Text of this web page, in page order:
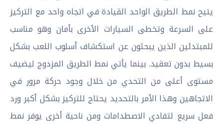
يتيح نمط الطريق الواحد القيادة في اتجاه واحد مع التركيز
على السرعة وتخطى السيارات الأخرى بأمان وهو مناسب
للمبتدئين الذين يبحثون عن استكشاف أسلوب اللعب بشكل
بسيط بدون تعقيد. بينما يأتي نمط الطريق المزدوج ليضيف
مستوى أعلى من التحدي من خلال وجود حركة مرور في
الاتجاهين وهذا الأمر بالتحديد يحتاج للتركيز بشكل أكبر ورد
فعل سريع لتفادي الاصطدامات ومن ناحية أخرى يوفر نمط